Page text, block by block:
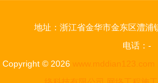
地址：浙江省金华市金东区澧浦
电话：-
Copyright © 2026 www.mddian123.com